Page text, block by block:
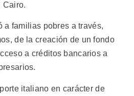
Cairo.
a familias pobres a través,
de la creación de un fondo
a créditos bancarios a
italiano en carácter de